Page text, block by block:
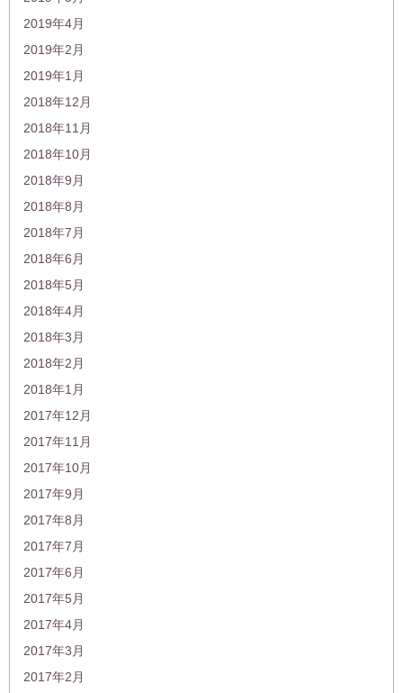
2019年4月
2019年2月
2019年1月
2018年12月
2018年11月
2018年10月
2018年9月
2018年8月
2018年7月
2018年6月
2018年5月
2018年4月
2018年3月
2018年2月
2018年1月
2017年12月
2017年11月
2017年10月
2017年9月
2017年8月
2017年7月
2017年6月
2017年5月
2017年4月
2017年3月
2017年2月